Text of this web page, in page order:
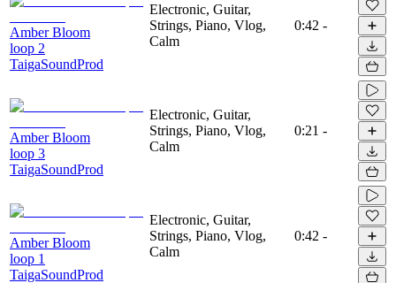
Amber Bloom
loop 2
TaigaSoundProd
Electronic, Guitar,
Strings, Piano, Vlog,
Calm
0:42 -
Amber Bloom
loop 3
TaigaSoundProd
Electronic, Guitar,
Strings, Piano, Vlog,
Calm
0:21 -
Amber Bloom
loop 1
TaigaSoundProd
Electronic, Guitar,
Strings, Piano, Vlog,
Calm
0:42 -